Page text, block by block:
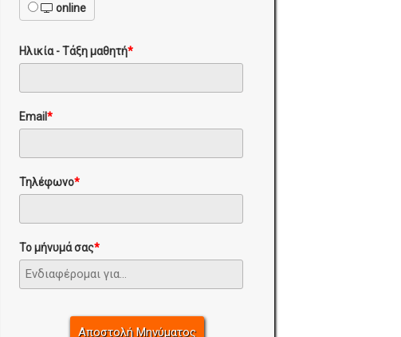
online
Ηλικία - Τάξη μαθητή*
Email*
Τηλέφωνο*
Το μήνυμά σας*